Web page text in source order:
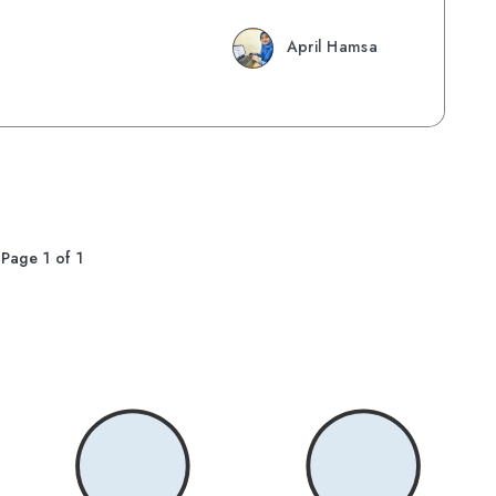
April Hamsa
Page 1 of 1